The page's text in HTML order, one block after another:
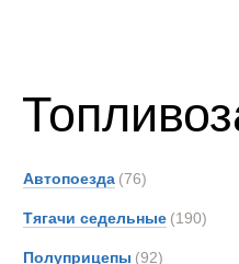
Автопоезда (76)
Тягачи седельные (190)
Полуприцепы (92)